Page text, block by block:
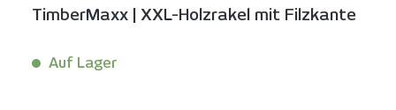
TimberMaxx | XXL-Holzrakel mit Filzkante
Auf Lager